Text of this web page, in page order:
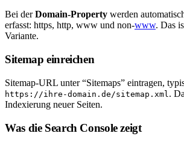
Bei derDomain-Property werden
erfasst: https, http, www und non-www. Das
Variante.
Sitemap einreichen
Sitemap-URL unter “Sitemaps” eintragen,
https://ihre-domain.de/sitemap.xml .
Indexierung neuer Seiten.
Was die Search Console zeigt